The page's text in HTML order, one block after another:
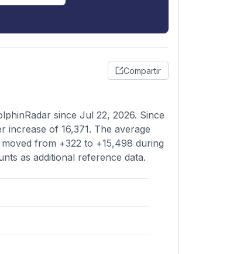
Compartir
since Jul 22, 2026. Since
of 16,371. The average
from +322 to +15,498 during
as additional reference data.